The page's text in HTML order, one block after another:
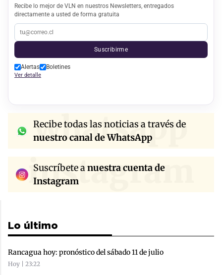
Recibe lo mejor de VLN en nuestros Newsletters, entregados
directamente a usted de forma gratuita
Suscribirme
Alertas Boletines
Ver detalle
whatsapp
Recibe todas las noticias a través de
nuestro canal de WhatsApp
instagram
Suscríbete anuestra cuenta de
Instagram
Lo último
Rancagua hoy: pronóstico del sábado 11 de julio
Hoy | 23:22